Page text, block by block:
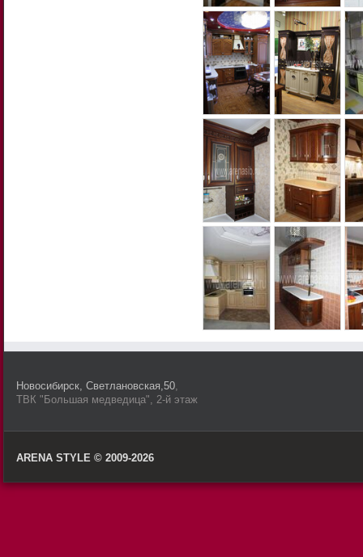
Новосибирск, Светлановская,50
ТВК "Большая медведица", 2-й этаж
ARENA STYLE © 2009-2026